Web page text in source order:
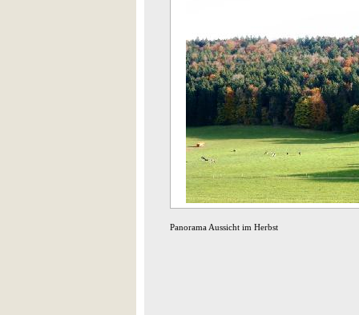
Panorama Aussicht im Herbst